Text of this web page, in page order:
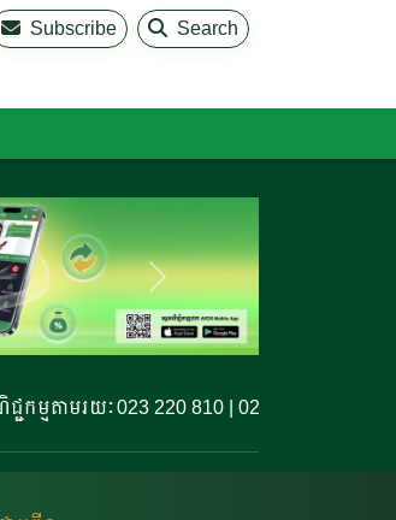
Subscribe Search
រយៈ 023 220 810 | 023 220 811 | 099 327